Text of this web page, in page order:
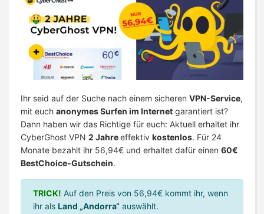
Ihr seid auf der Suche nach einem sicheren VPN-Service,
mit euch anonymes Surfen im Internet garantiert ist?
Dann haben wir das Richtige für euch: Aktuell erhaltet ihr
CyberGhost VPN 2 Jahreeffektiv kostenlos. Für 24
Monate bezahlt ihr 56,94€ und erhaltet dafür einen 60€
BestChoice-Gutschein.
TRICK! Auf den Preis von 56,94€ kommt ihr, wenn
ihr als Land „Andorra“ auswählt.